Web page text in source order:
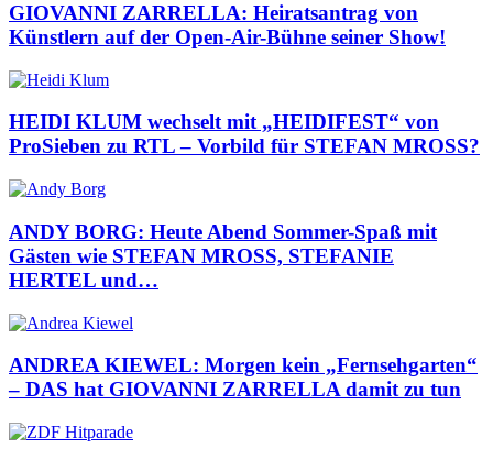
GIOVANNI ZARRELLA: Heiratsantrag von
Künstlern auf der Open-Air-Bühne seiner Show!
HEIDI KLUM wechselt mit „HEIDIFEST“ von
ProSieben zu RTL – Vorbild für STEFAN MROSS?
ANDY BORG: Heute Abend Sommer-Spaß mit
Gästen wie STEFAN MROSS, STEFANIE
HERTEL und…
ANDREA KIEWEL: Morgen kein „Fernsehgarten“
– DAS hat GIOVANNI ZARRELLA damit zu tun